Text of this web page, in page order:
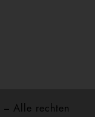
– Alle rechten